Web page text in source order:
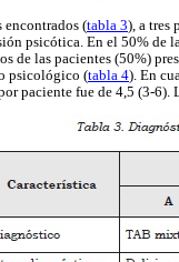
encontrados (tabla 3), a tres
psicótica. En el 50% de
de las pacientes (50%)
psicológico (tabla 4). En
paciente fue de 4,5 (3-6).